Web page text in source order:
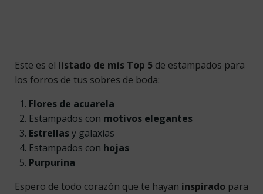
Este es el listado de mis Top 5 de estampados para
los forros de tus sobres de boda:
Flores de acuarela
Estampados con motivos elegantes
Estrellasy galaxias
Estampados con hojas
Purpurina
Espero de todo corazón que te hayan inspirado para